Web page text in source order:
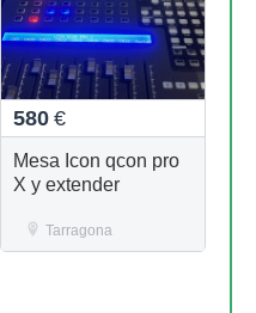
580 €
Mesa Icon qcon pro
X y extender
Tarragona